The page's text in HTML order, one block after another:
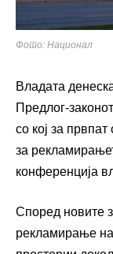
Фото: Национал
Владата
Предлог-
со кој за
за
конференција
Според новите
рекламирање